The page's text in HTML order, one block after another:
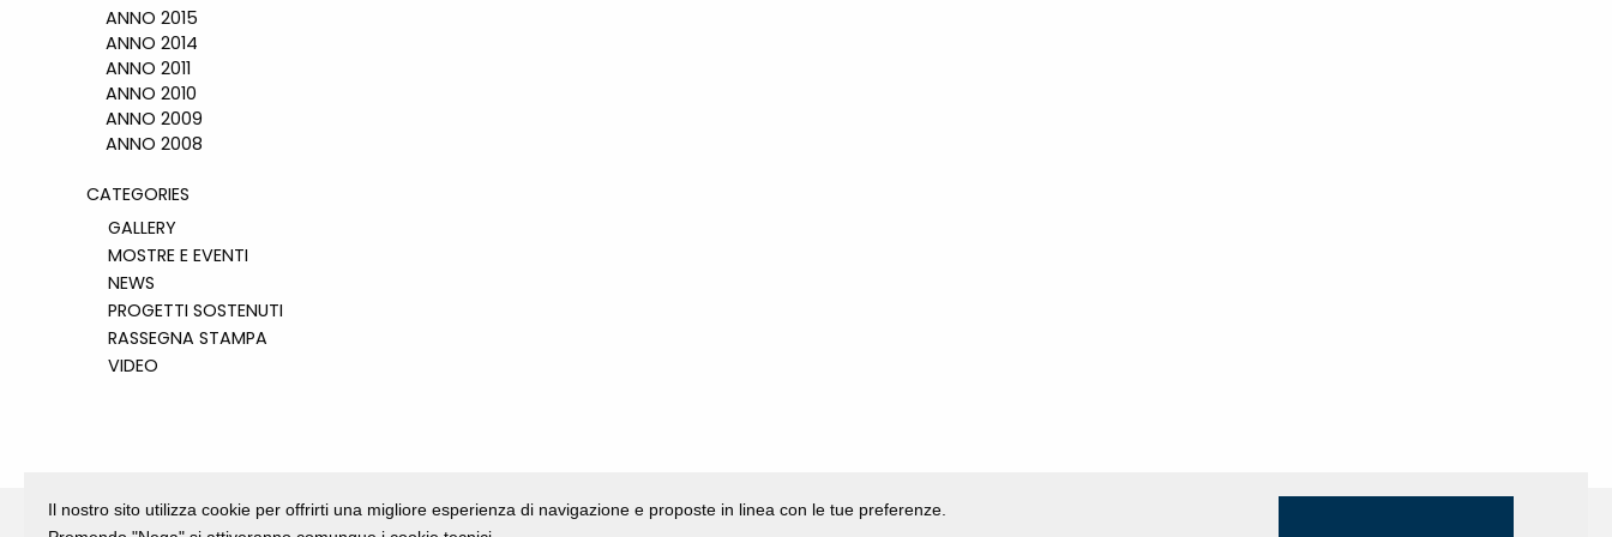
ANNO 2015
ANNO 2014
ANNO 2011
ANNO 2010
ANNO 2009
ANNO 2008
CATEGORIES
GALLERY
MOSTRE E EVENTI
NEWS
PROGETTI SOSTENUTI
RASSEGNA STAMPA
VIDEO
Il nostro sito utilizza cookie per offrirti una migliore esperienza di navigazione e proposte in linea con le tue preferenze.